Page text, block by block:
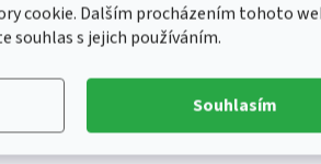
cookie. Dalším procházením tohoto
souhlas s jejich používáním.
Souhlasím